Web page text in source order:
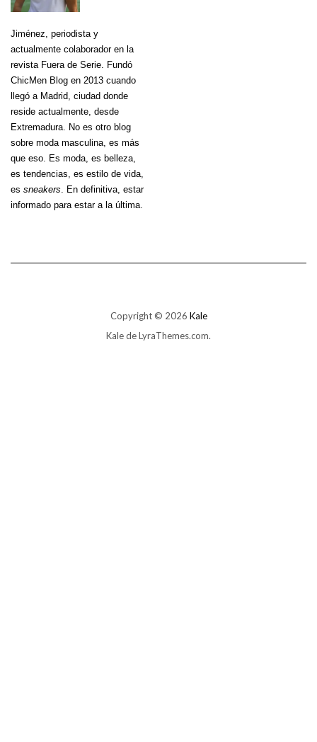
Jiménez , periodista y
actualmente colaborador en la
revista Fuera de Serie. Fundó
ChicMen Blog en 2013 cuando
llegó a Madrid, ciudad donde
reside actualmente, desde
Extremadura. No es otro blog
sobre moda masculina, es más
que eso. Es moda, es belleza,
es tendencias, es estilo de vida,
es sneakers . En definitiva, estar
informado para estar a la última.
Copyright © 2026 Kale
Kalede LyraThemes.com.